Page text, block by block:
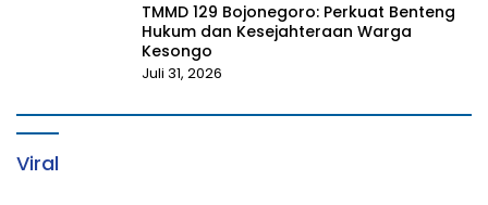
TMMD 129 Bojonegoro: Perkuat Benteng
Hukum dan Kesejahteraan Warga
Kesongo
Juli 31, 2026
Viral